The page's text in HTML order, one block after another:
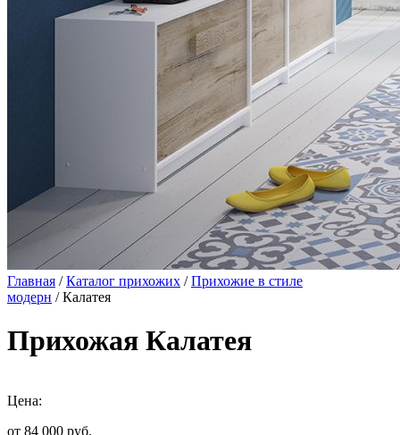
Главная /Каталог прихожих /Прихожие в стиле
модерн / Калатея
Прихожая Калатея
Цена:
от 84 000 руб.